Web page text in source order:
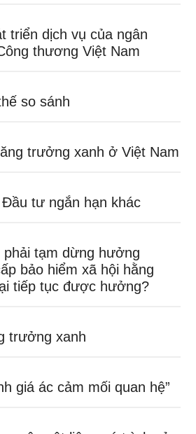
triển dịch vụ của ngân
thương Việt Nam
so sánh
trưởng xanh ở Việt Nam
tư ngắn hạn khác
tạm dừng hưởng
bảo hiểm xã hội hằng
tiếp tục được hưởng?
trưởng xanh
giá ác cảm mối quan hệ”